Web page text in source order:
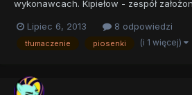
wykonawcach. Kipiełow - zespół
heavy metalowego Aria (nazywanej
1997 roku można było poczuć
Lipiec 6, 2013 8 odpowiedzi
tłumaczenie piosenki (i 1 więcej)